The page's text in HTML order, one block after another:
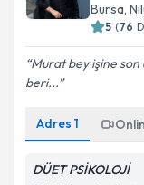
Bursa,
5 (76
Murat bey işine son
beri...
Adres 1
DÜET PSİKOLOJİ